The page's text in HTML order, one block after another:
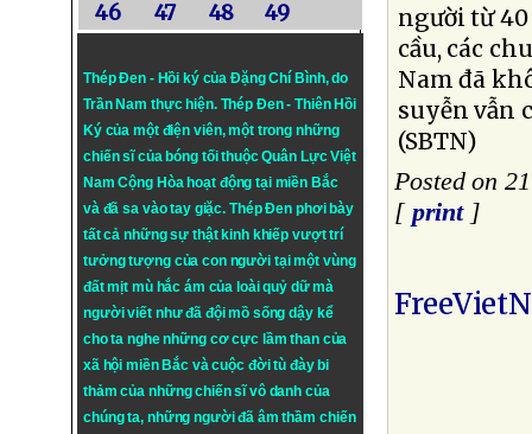
46
47 48 49
Thép Đen - Hồi ký của Đặng Chí Bình, do
Trần Nam thực hiện. Thép Đen- Thiên Hồi
Ký của một điện viên, một trong những
chiến sĩ của bóng tối thuộc Quân Lực Việt
Nam Cộng Hòa hoạt động tại miền Bắc
và đã sa vào tay giặc. Thép Đen phơi bày
tất cả những sự thật kinh khiếp vượt trí
tưởng tượng của con người tại một vùng
đất mịt mù hắc ám của loài quỷ dữ mà
người viết như đã đội mồ sống dậy kể
cho ta nghe những cơ cực lầm than của
xã hội miền Bắc và cuộc đời tù đày bi
thảm của những chiến sĩ vô danh của
chúng ta, những người đã âm thầm chiến
người từ
cầu, các
Nam đã
suyễn vẫn
(SBTN)
Posted on
[ print]